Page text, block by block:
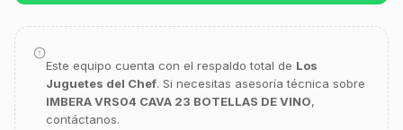
Este equipo cuenta con el respaldo total de Los
Juguetes del Chef. Si necesitas asesoría técnica sobre
IMBERA VRS04 CAVA 23 BOTELLAS DE VINO,
contáctanos.
GastroBot
Asesor Chef Online